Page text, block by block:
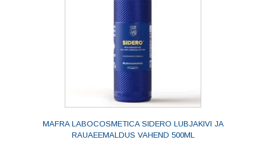
MAFRA LABOCOSMETICA SIDERO LUBJAKIVI JA
RAUAEEMALDUS VAHEND 500ML